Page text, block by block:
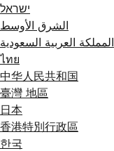
ישראל
الشرق الأوسط
المملكة العربية السعودية
ไทย
中华人民共和国
臺灣 地區
日本
香港特別行政區
한국